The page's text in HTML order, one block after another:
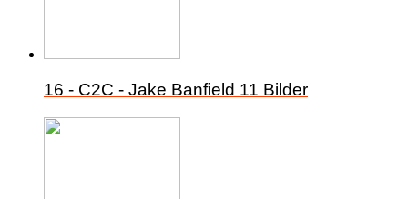
16 - C2C - Jake Banfield 11 Bilder